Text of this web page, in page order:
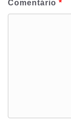
Comentário *